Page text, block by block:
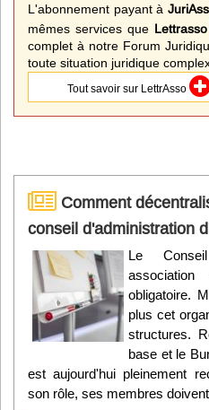
L'abonnement payant à
mêmes services que
complet à notre Forum
toute situation juridique
Tout savoir sur LettrAsso
Comment
conseil d'administration
Le
obligatoire.
plus cet
structures.
base et le
est aujourd'hui pleinement
son rôle, ses membres